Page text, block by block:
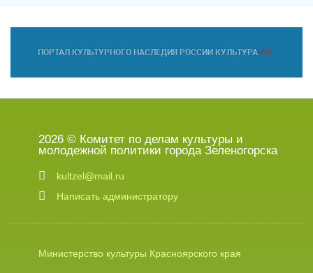
2026 © Комитет по делам культуры и
молодежной политики города Зеленогорска
kultzel@mail.ru
Написать администратору
Министерство культуры Красноярского края